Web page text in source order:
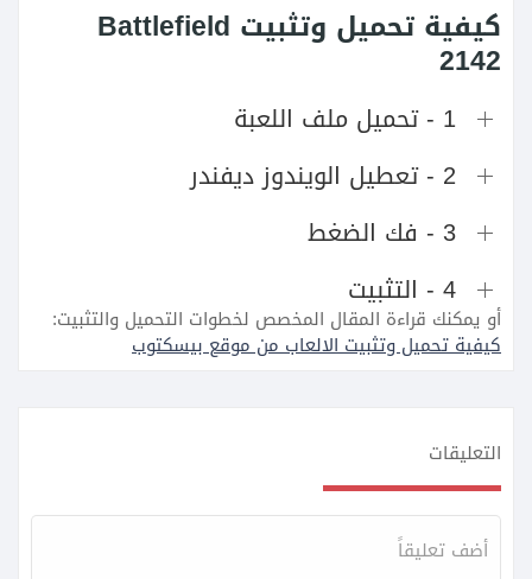
كيفية تحميل وتثبيت Battlefield
2142
1 - تحميل ملف اللعبة
2 - تعطيل الويندوز ديفندر
3 - فك الضغط
4 - التثبيت
أو يمكنك قراءة المقال المخصص لخطوات التحميل والتثبيت:
كيفية تحميل وتثبيت الالعاب من موقع بيسكتوب
التعليقات